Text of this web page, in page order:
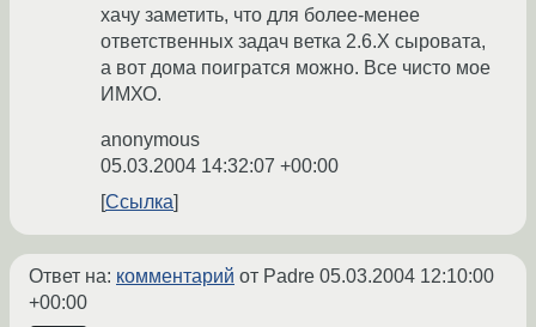
хачу заметить, что для более-менее
ответственных задач ветка 2.6.Х сыровата,
а вот дома поигратся можно. Все чисто мое
ИМХО.
anonymous
05.03.2004 14:32:07 +00:00
Ссылка
Ответ на: комментарий от Padre 05.03.2004 12:10:00
+00:00